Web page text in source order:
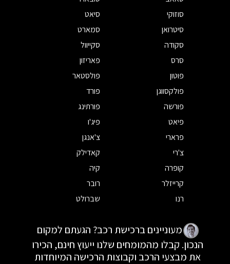
סוזוקי
סיאט
סיטרואן
סמארט
סקודה
סקייוול
סרס
פאריזון
פוטון
פולסטאר
פולקסווגן
פורד
פורשה
פורתינג
פיאט
פיג'ו
פרארי
צ'אנגן
צ'רי
קאדילק
קופרה
קיה
קרייזלר
רובר
רנו
שברולט
מעוניינים ברכישת רכב? הגעתם למקום
הנכון. קבלו מהמומחים שלנו ייעוץ חינם, הכירו
את מבצעי הרכב וקבוצות הרכישה המיוחדות